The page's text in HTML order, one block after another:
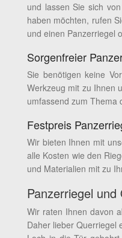
und lassen Sie sich
haben möchten, rufen
und einen Panzerriegel
Sorgenfreier
Sie benötigen keine
Werkzeug mit zu Ihnen
umfassend zum Thema
Festpreis
Wir bieten Ihnen mit
alle Kosten wie den
und Materialien mit zu
Panzerriegel
Wir raten Ihnen davon
Daher lieber Querriegel